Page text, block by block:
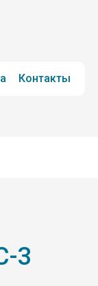
Контакты
3